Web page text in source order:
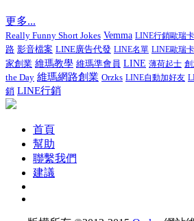
更多...
Really Funny Short Jokes Vemma LINE行銷歐瑞
路 影音檔案 LINE廣告代發 LINE名單 LINE歐瑞
家創業 維瑪教學 維瑪準會員 LINE 薄荷起士
the Day 維瑪網路創業 Orzks LINE自動加好友
銷 LINE行銷
首頁
幫助
聯繫我們
建議